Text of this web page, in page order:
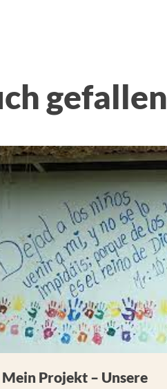
gefallen
Mein Projekt – Unsere